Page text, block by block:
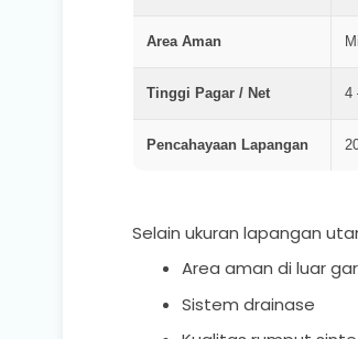
Area Aman
Tinggi Pagar / Net 4
Pencahayaan Lapangan
Selain ukuran lapangan
Area aman di luar
Sistem drainase